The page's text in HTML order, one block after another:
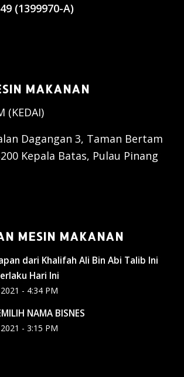
(1399970-A)
MAKANAN
(KEDAI)
Dagangan 3, Taman Bertam
Kepala Batas, Pulau Pinang
MESIN MAKANAN
dari Khalifah Ali Bin Abi Talib Ini
Hari Ini
- 4:34 PM
NAMA BISNES
- 3:15 PM